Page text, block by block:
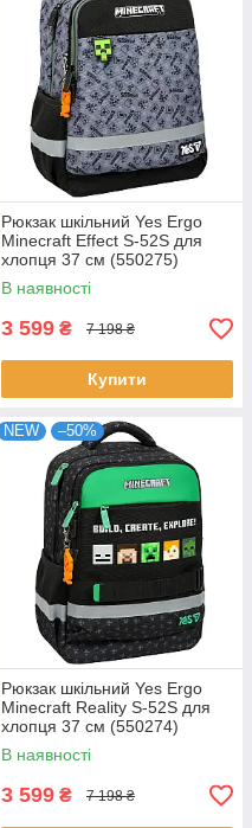
Рюкзак шкільний Yes Ergo
Minecraft Effect S-52S для
хлопця 37 см (550275)
В наявності
3 599 ₴ 7 198 ₴
Купити
NEW –50%
Рюкзак шкільний Yes Ergo
Minecraft Reality S-52S для
хлопця 37 см (550274)
В наявності
3 599 ₴ 7 198 ₴